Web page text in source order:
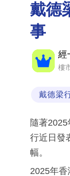
戴德
事
經
樓
戴德梁
隨著
行近日發
幅。
2025年